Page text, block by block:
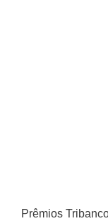
Prêmios